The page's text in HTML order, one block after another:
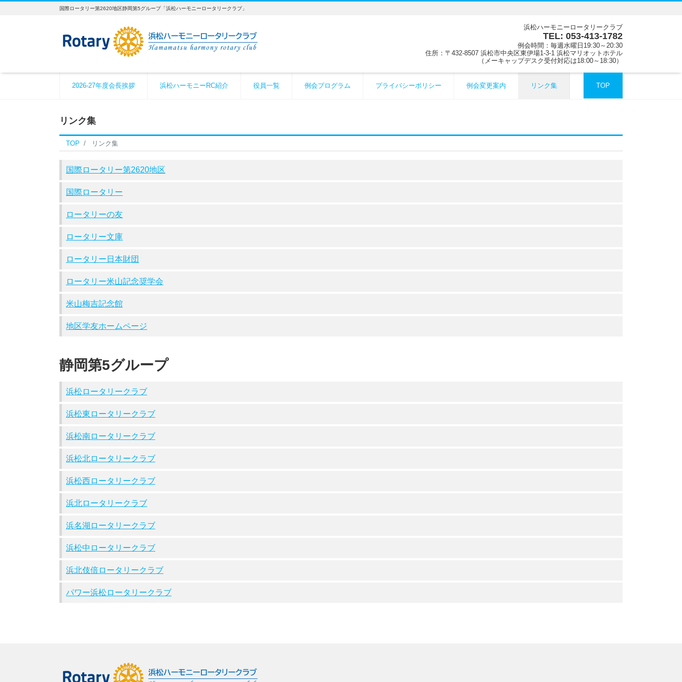
国際ロータリー第2620地区静岡第5グループ「浜松ハーモニーロータリークラブ」
浜松ハーモニーロータリークラブ
TEL: 053-413-1782
例会時間：毎週水曜日19:30～20:30
住所：〒432-8507 浜松市中央区東伊場1-3-1 浜松マリオットホテル
（メーキャップデスク受付対応は18:00～18:30）
2026-27年度会長挨拶 浜松ハーモニーRC紹介 役員一覧 例会プログラム プライバシーポリシー 例会変更案内 リンク集 TOP
リンク集
TOP リンク集
国際ロータリー第2620地区
国際ロータリー
ロータリーの友
ロータリー文庫
ロータリー日本財団
ロータリー米山記念奨学会
米山梅吉記念館
地区学友ホームページ
静岡第5グループ
浜松ロータリークラブ
浜松東ロータリークラブ
浜松南ロータリークラブ
浜松北ロータリークラブ
浜松西ロータリークラブ
浜北ロータリークラブ
浜名湖ロータリークラブ
浜松中ロータリークラブ
浜北伎倍ロータリークラブ
パワー浜松ロータリークラブ